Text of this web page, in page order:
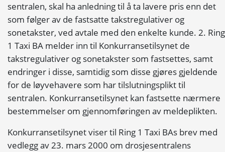
sentralen, skal ha anledning til å ta lavere pris enn det
som følger av de fastsatte takstregulativer og
sonetakster, ved avtale med den enkelte kunde. 2. Ring
1 Taxi BA melder inn til Konkurransetilsynet de
takstregulativer og sonetakster som fastsettes, samt
endringer i disse, samtidig som disse gjøres gjeldende
for de løyvehavere som har tilslutningsplikt til
sentralen. Konkurransetilsynet kan fastsette nærmere
bestemmelser om gjennomføringen av meldeplikten.
Konkurransetilsynet viser til Ring 1 Taxi BAs brev med
vedlegg av 23. mars 2000 om drosjesentralens